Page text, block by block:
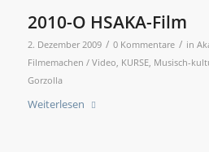
2010-O HSAKA-Film
2. Dezember 2009 / 0 Kommentare / in
Filmemachen / Video, KURSE, Musisch-
Gorzolla
Weiterlesen